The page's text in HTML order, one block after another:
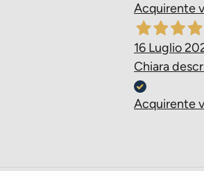
Acquirente
16 Luglio
Chiara
Acquirente